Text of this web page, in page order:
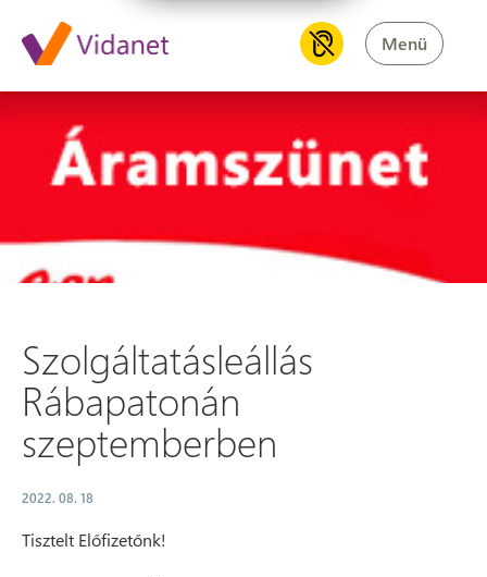
Menü
Szolgáltatásleállás
Szolgáltatásleállás
Rábapatonán
szeptemberben
2022. 08. 18
Tisztelt Előfizetőnk!